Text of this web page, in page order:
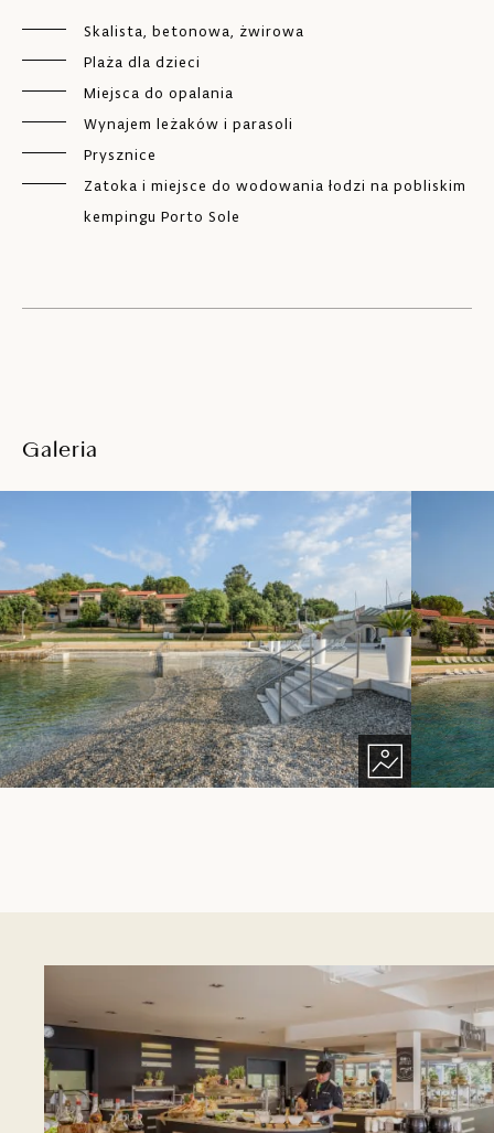
Skalista, betonowa, żwirowa
Plaża dla dzieci
Miejsca do opalania
Wynajem leżaków i parasoli
Prysznice
Zatoka i miejsce do wodowania łodzi na pobliskim
kempingu Porto Sole
Galeria